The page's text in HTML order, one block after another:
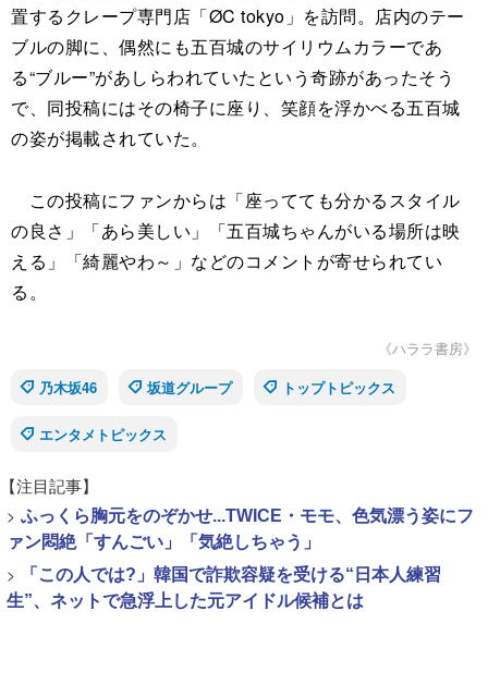
置するクレープ専門店「ØC tokyo」を訪問。店内のテー
ブルの脚に、偶然にも五百城のサイリウムカラーであ
る“ブルー”があしらわれていたという奇跡があったそう
で、同投稿にはその椅子に座り、笑顔を浮かべる五百城
の姿が掲載されていた。
この投稿にファンからは「座ってても分かるスタイル
の良さ」「あら美しい」「五百城ちゃんがいる場所は映
える」「綺麗やわ～」などのコメントが寄せられてい
る。
《ハララ書房》
乃木坂46
坂道グループ トップトピックス
エンタメトピックス
【注目記事】
> ふっくら胸元をのぞかせ...TWICE・モモ、色気漂う姿にフ
ァン悶絶「すんごい」「気絶しちゃう」
>
「この人では?」韓国で詐欺容疑を受ける“日本人練習
生”、ネットで急浮上した元アイドル候補とは